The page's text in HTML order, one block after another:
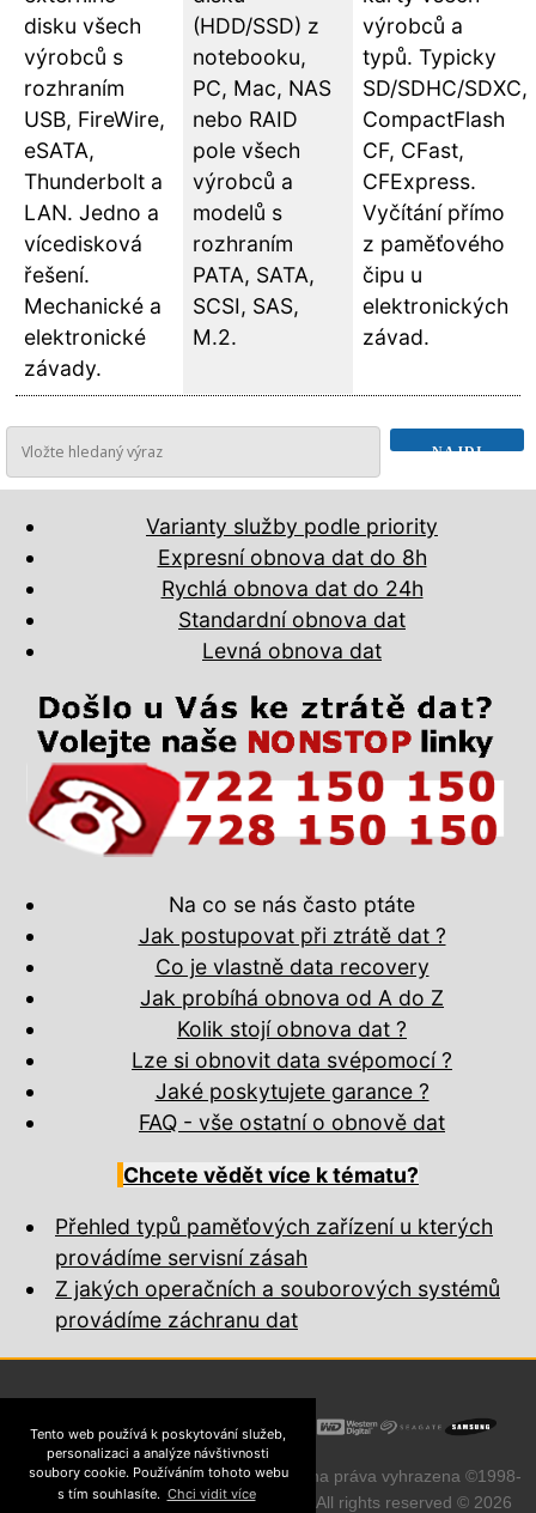
Tento web používá k poskytování služeb,
personalizaci a analýze návštivnosti
soubory cookie. Používáním tohoto webu
s tím souhlasíte. Chci vidit více
disku všech
výrobců s
rozhraním
USB, FireWire,
eSATA,
Thunderbolt a
LAN. Jedno a
vícedisková
řešení.
Mechanické a
elektronické
závady.
(HDD/SSD) z
notebooku,
PC, Mac, NAS
nebo RAID
pole všech
výrobců a
modelů s
rozhraním
PATA, SATA,
SCSI, SAS,
M.2.
výrobců a
typů. Typicky
SD/SDHC/SDXC,
CompactFlash
CF, CFast,
CFExpress.
Vyčítání přímo
z paměťového
čipu u
elektronických
závad.
Varianty služby podle priority
Expresní obnova dat do 8h
Rychlá obnova dat do 24h
Standardní obnova dat
Levná obnova dat
Na co se nás často ptáte
Jak postupovat při ztrátě dat ?
Co je vlastně data recovery
Jak probíhá obnova od A do Z
Kolik stojí obnova dat ?
Lze si obnovit data svépomocí ?
Jaké poskytujete garance ?
FAQ - vše ostatní o obnově dat
Chcete vědět více k tématu?
Přehled typů paměťových zařízení u kterých
provádíme servisní zásah
Z jakých operačních a souborových systémů
provádíme záchranu dat
Přebírání obsahu zakázáno. Všechna práva vyhrazena ©1998-
2026MyBlueDay ! ~ All rights reserved © 2026